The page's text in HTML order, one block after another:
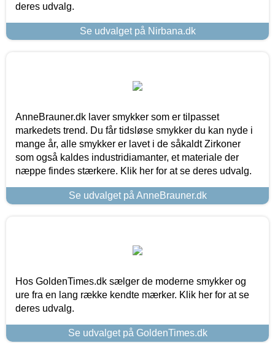
deres udvalg.
Se udvalget på Nirbana.dk
AnneBrauner.dk laver smykker som er tilpasset
markedets trend. Du får tidsløse smykker du kan nyde i
mange år, alle smykker er lavet i de såkaldt Zirkoner
som også kaldes industridiamanter, et materiale der
næppe findes stærkere. Klik her for at se deres udvalg.
Se udvalget på AnneBrauner.dk
Hos GoldenTimes.dk sælger de moderne smykker og
ure fra en lang række kendte mærker. Klik her for at se
deres udvalg.
Se udvalget på GoldenTimes.dk